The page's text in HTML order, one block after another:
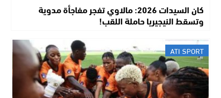
كان السيدات 2026: مالاوي تفجر مفاجأة مدوية
وتسقط النيجيريا حاملة اللقب!
ATI SPORT